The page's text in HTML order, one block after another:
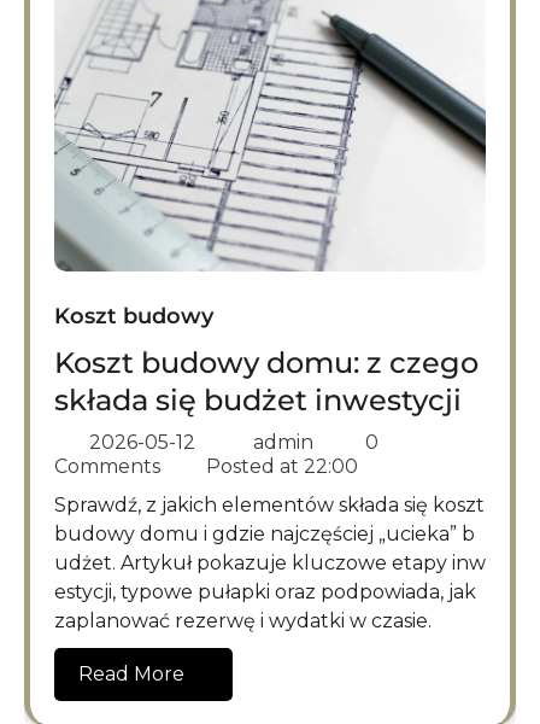
Koszt budowy
Koszt budowy domu: z czego
składa się budżet inwestycji
2026-05-12 admin
0
Comments
Posted at 22:00
Sprawdź, z jakich elementów składa się koszt
budowy domu i gdzie najczęściej „ucieka” b
udżet. Artykuł pokazuje kluczowe etapy inw
estycji, typowe pułapki oraz podpowiada, jak
zaplanować rezerwę i wydatki w czasie.
Read More